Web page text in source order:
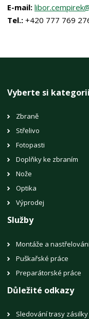
E-mail:
Tel.: +420 777 769
Vyberte si kategorii
Zbraně
Střelivo
Fotopasti
Doplňky ke zbraním
Nože
Optika
Výprodej
Služby
Montáže a
Puškařské práce
Preparátorské práce
Důležité odkazy
Sledování trasy zásilky